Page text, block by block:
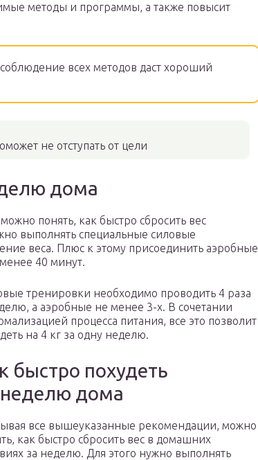
методы и программы, а также повысит
всех методов даст хороший
не отступать от цели
дома
понять, как быстро сбросить вес
выполнять специальные силовые
веса. Плюс к этому присоединить аэробные
40 минут.
тренировки необходимо проводить 4 раза
а аэробные не менее 3-х. В сочетании
процесса питания, все это позволит
на 4 кг за одну неделю.
быстро похудеть
неделю дома
все вышеуказанные рекомендации, можно
как быстро сбросить вес в домашних
за неделю. Для этого нужно выполнять